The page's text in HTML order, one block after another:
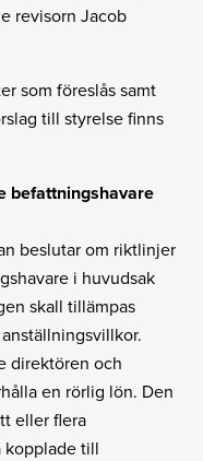
revisorn Jacob
som föreslås samt
till styrelse finns
befattningshavare
beslutar om riktlinjer
i huvudsak
skall tillämpas
direktören och
en rörlig lön. Den
eller flera
kopplade till